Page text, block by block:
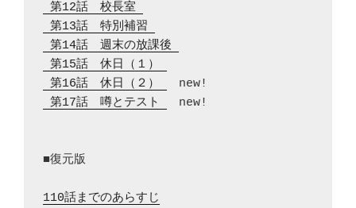
第12話　校長室
第13話　特別補習
第14話　週末の放課後
第15話　休日（１）
第16話　休日（２）
第17話　噂とテスト
new!
■復元版
110話までのあらすじ